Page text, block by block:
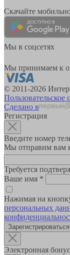
Скачайте
Мы в соцсетях
Мы принимаем к
© 2011-2026
Пользовательское
Сделано в
Регистрация
Введите номер
Мы отправим вам
Требуется
Ваше имя *
Нажимая на
персональных
Зарегистрироваться
Электронная